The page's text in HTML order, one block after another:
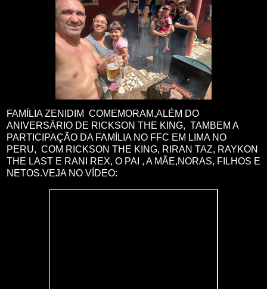
FAMÍLIA ZENIDIM COMEMORAM,ALÉM DO
ANIVERSÁRIO DE RICKSON THE KING, TAMBEM A
PARTICIPAÇÃO DA FAMÍLIA NO FFC EM LIMA NO
PERU, COM RICKSON THE KING, RIRAN TAZ, RAYKON
THE LAST E RANI REX, O PAI , A MÃE,NORAS, FILHOS E
NETOS.VEJA NO VÍDEO: